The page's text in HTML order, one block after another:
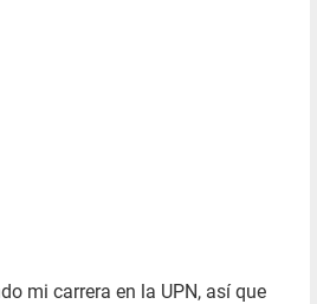
mi carrera en la UPN, así que